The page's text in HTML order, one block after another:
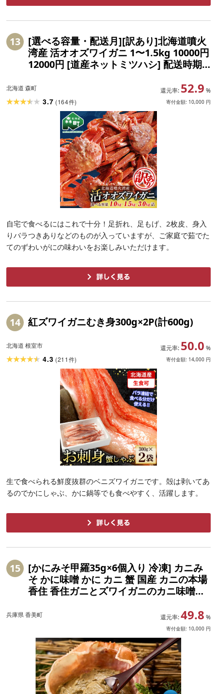
13
[選べる容量・配送月][訳あり]北海道噴火
湾産 活オオズワイガニ 1〜1.5kg 10000円
12000円 [道産ネットミツハシ] 配送時期
蟹 北海道産 鍋 かにすき かにしゃぶ 海鮮
わけあり ご自宅用
北海道 森町 還元率: 52.9 %
寄付金額: 10,000 円
3.7 (164件)
自宅で食べるにはこれで十分！足折れ、足もげ、2枚皮、身入
りバラつきありなどのものが入っていますが、ご家庭で茹でた
てのずわいがにの味わいをお楽しみいただけます。
14 紅ズワイガニむき身300g×2P(計600g)
北海道 根室市 還元率: 50.0 %
寄付金額: 14,000 円
4.3 (211件)
生で食べられる鮮度抜群のベニズワイガニです。殻は剥いてあ
るのでかにしゃぶ、かに鍋等でも食べやすく、活躍します。
15
[かにみそ甲羅35g×6個入り 冷凍] カニみ
そ かに味噌 かに カニ 蟹 国産 カニの本場
香住 香住ガニとズワイガニのカニ味噌を
添加 お酒の肴 ご飯のお供 大人気 おすす
め 兵庫県 香美町 日本海フーズ 07-11
兵庫県 香美町 還元率: 49.8 %
寄付金額: 10,000 円